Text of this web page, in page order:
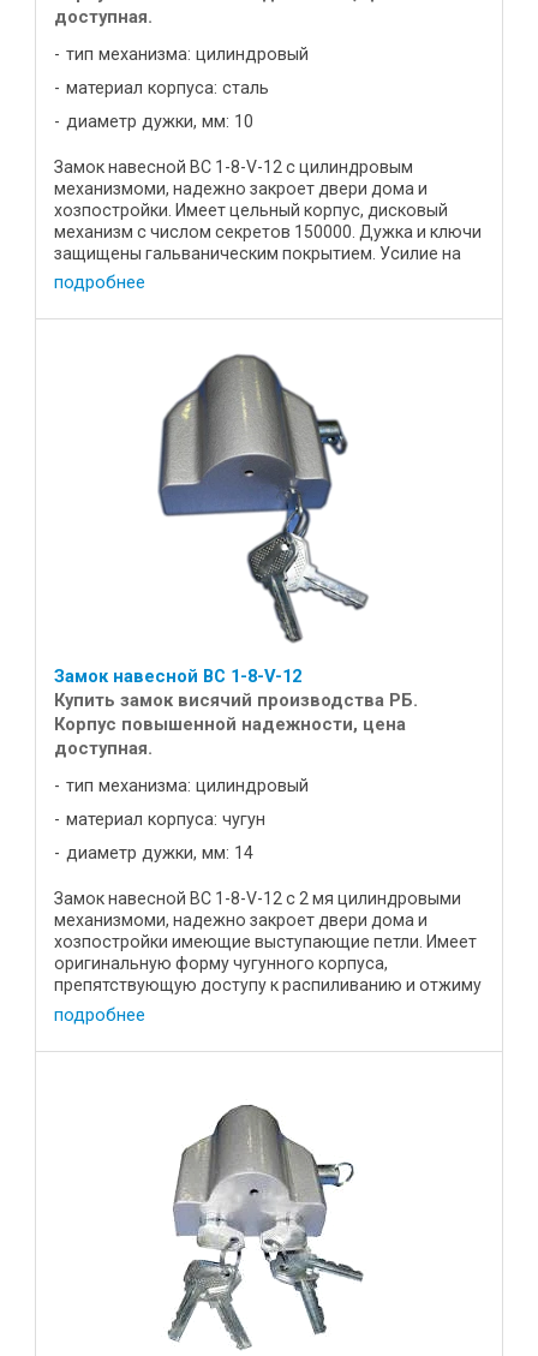
доступная.
тип механизма: цилиндровый
материал корпуса: сталь
диаметр дужки, мм: 10
Замок навесной ВС 1-8-V-12 с цилиндровым
механизмоми, надежно закроет двери дома и
хозпостройки. Имеет цельный корпус, дисковый
механизм с числом секретов 150000. Дужка и ключи
защищены гальваническим покрытием. Усилие на
разрыв составляет не менее ...
подробнее
Замок навесной ВС 1-8-V-12
Купить замок висячий производства РБ.
Корпус повышенной надежности, цена
доступная.
тип механизма: цилиндровый
материал корпуса: чугун
диаметр дужки, мм: 14
Замок навесной ВС 1-8-V-12 с 2 мя цилиндровыми
механизмоми, надежно закроет двери дома и
хозпостройки имеющие выступающие петли. Имеет
оригинальную форму чугунного корпуса,
препятствующую доступу к распиливанию и отжиму
дужки. Характеистики: Цена, р ...
подробнее